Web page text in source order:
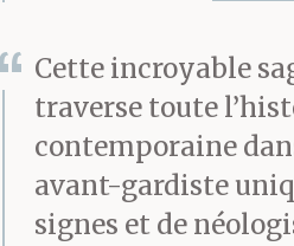
rétrécir à vue
s’effriter
lueurs crues
Cette incroyable
traverse toute
contemporaine
avant-gardiste
signes et de